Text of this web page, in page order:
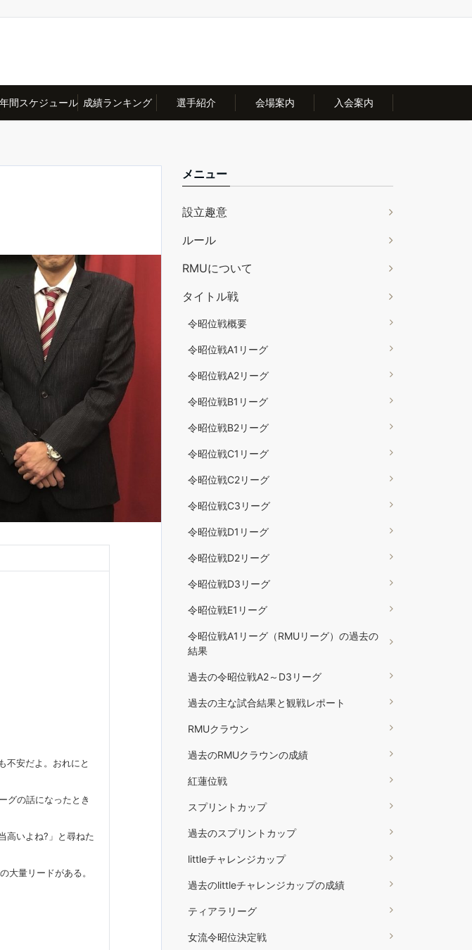
年間スケジュール 成績ランキング 選手紹介 会場案内 入会案内
不安だよ。おれにと
グの話になったとき
高いよね?」と尋ねた
大量リードがある。
メニュー
設立趣意
ルール
RMUについて
タイトル戦
令昭位戦概要
令昭位戦A1リーグ
令昭位戦A2リーグ
令昭位戦B1リーグ
令昭位戦B2リーグ
令昭位戦C1リーグ
令昭位戦C2リーグ
令昭位戦C3リーグ
令昭位戦D1リーグ
令昭位戦D2リーグ
令昭位戦D3リーグ
令昭位戦E1リーグ
令昭位戦A1リーグ（RMUリーグ）の過去の
結果
過去の令昭位戦A2～D3リーグ
過去の主な試合結果と観戦レポート
RMUクラウン
過去のRMUクラウンの成績
紅蓮位戦
スプリントカップ
過去のスプリントカップ
littleチャレンジカップ
過去のlittleチャレンジカップの成績
ティアラリーグ
女流令昭位決定戦